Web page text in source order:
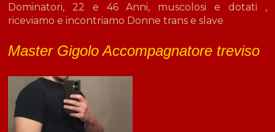
Dominatori, 22 e 46 Anni, muscolosi e dotati ,
riceviamo e incontriamo Donne trans e slave
Master Gigolo Accompagnatore treviso